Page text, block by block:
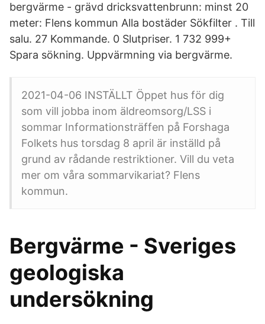
bergvärme - grävd dricksvattenbrunn: minst 20
meter: Flens kommun Alla bostäder Sökfilter . Till
salu. 27 Kommande. 0 Slutpriser. 1 732 999+
Spara sökning. Uppvärmning via bergvärme.
2021-04-06 INSTÄLLT Öppet hus för dig
som vill jobba inom äldreomsorg/LSS i
sommar Informationsträffen på Forshaga
Folkets hus torsdag 8 april är inställd på
grund av rådande restriktioner. Vill du veta
mer om våra sommarvikariat? Flens
kommun.
Bergvärme - Sveriges
geologiska
undersökning